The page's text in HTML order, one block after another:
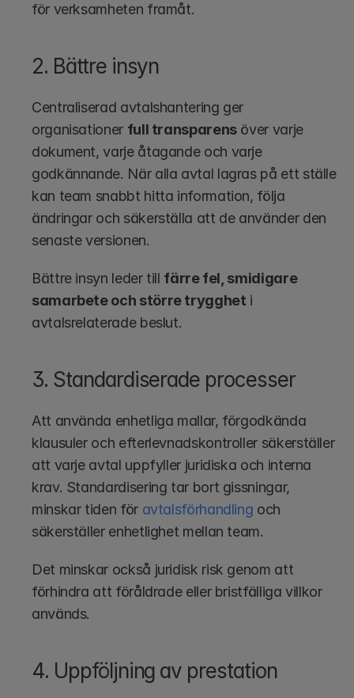
för verksamheten framåt.
2. Bättre insyn
Centraliserad avtalshantering ger
organisationer full transparens över varje
dokument, varje åtagande och varje
godkännande. När alla avtal lagras på ett ställe
kan team snabbt hitta information, följa
ändringar och säkerställa att de använder den
senaste versionen.
Bättre insyn leder till färre fel, smidigare
samarbete och större trygghet i
avtalsrelaterade beslut.
3. Standardiserade processer
Att använda enhetliga mallar, förgodkända
klausuler och efterlevnadskontroller säkerställer
att varje avtal uppfyller juridiska och interna
krav. Standardisering tar bort gissningar,
minskar tiden för avtalsförhandling och
säkerställer enhetlighet mellan team.
Det minskar också juridisk risk genom att
förhindra att föråldrade eller bristfälliga villkor
används.
4. Uppföljning av prestation